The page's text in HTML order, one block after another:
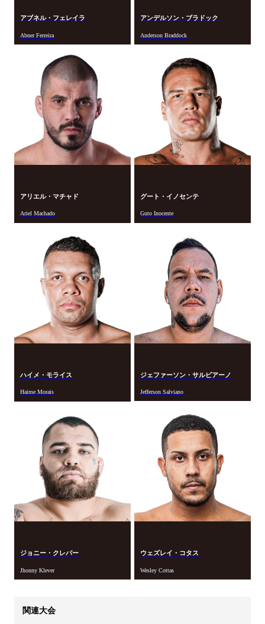
アブネル・フェレイラ
Abner Ferreira
アンデルソン・ブラドック
Anderson Braddock
アリエル・マチャド
Ariel Machado
グート・イノセンテ
Guto Inocente
ハイメ・モライス
Haime Morais
ジェファーソン・サルビアーノ
Jefferson Salviano
ジョニー・クレバー
Jhonny Klever
ウェズレイ・コタス
Wesley Cottas
関連大会